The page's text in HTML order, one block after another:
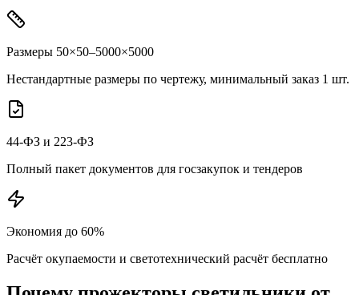
Размеры 50×50–5000×5000
Нестандартные размеры по чертежу, минимальный заказ 1 шт.
44-ФЗ и 223-ФЗ
Полный пакет документов для госзакупок и тендеров
Экономия до 60%
Расчёт окупаемости и светотехнический расчёт бесплатно